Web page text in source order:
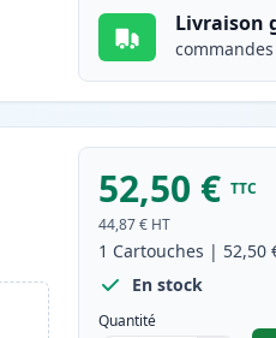
Livraison
52,50 € TTC
44,87 € HT
1 Cartouches | 52,50
En stock
Quantité